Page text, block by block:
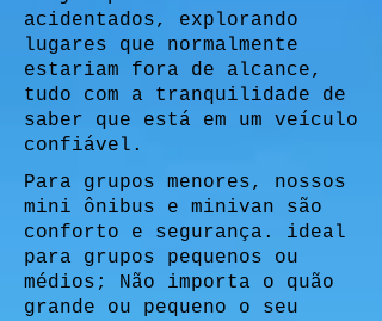
acidentados, explorando
lugares que normalmente
estariam fora de alcance,
tudo com a tranquilidade de
saber que está em um veículo
confiável.
Para grupos menores, nossos
mini ônibus e minivan são
conforto e segurança. ideal
para grupos pequenos ou
médios; Não importa o quão
grande ou pequeno o seu